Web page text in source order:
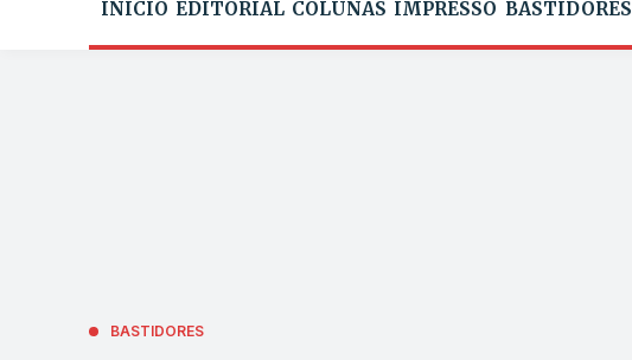
INÍCIO EDITORIAL COLUNAS IMPRESSO BASTIDORES
BASTIDORES